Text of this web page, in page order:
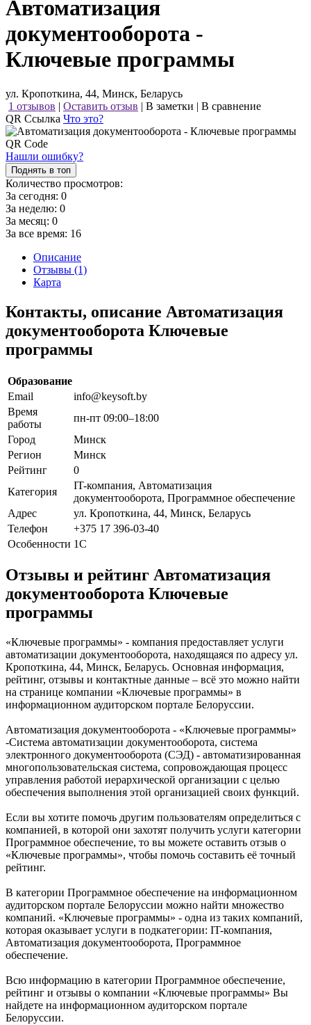
Автоматизация
документооборота -
Ключевые программы
ул. Кропоткина, 44, Минск, Беларусь
1 отзывов | Оставить отзыв | В заметки | В сравнение
QR Ссылка Что это?
Нашли ошибку?
Поднять в топ
Количество просмотров:
За сегодня: 0
За неделю: 0
За месяц: 0
За все время: 16
Описание
Отзывы (1)
Карта
Контакты, описание Автоматизация
документооборота Ключевые
программы
Образование
Email
info@keysoft.by
Время
работы
пн-пт 09:00–18:00
Город
Минск
Регион
Минск
Рейтинг
0
Категория
IT-компания, Автоматизация
документооборота, Программное обеспечение
Адрес
ул. Кропоткина, 44, Минск, Беларусь
Телефон
+375 17 396-03-40
Особенности 1С
Отзывы и рейтинг Автоматизация
документооборота Ключевые
программы
«Ключевые программы» - компания предоставляет услуги
автоматизации документооборота, находящаяся по адресу ул.
Кропоткина, 44, Минск, Беларусь. Основная информация,
рейтинг, отзывы и контактные данные – всё это можно найти
на странице компании «Ключевые программы» в
информационном аудиторском портале Белоруссии.
Автоматизация документооборота - «Ключевые программы»
-Система автоматизации документооборота, система
электронного документооборота (СЭД) - автоматизированная
многопользовательская система, сопровождающая процесс
управления работой иерархической организации с целью
обеспечения выполнения этой организацией своих функций.
Если вы хотите помочь другим пользователям определиться с
компанией, в которой они захотят получить услуги категории
Программное обеспечение, то вы можете оставить отзыв о
«Ключевые программы», чтобы помочь составить её точный
рейтинг.
В категории Программное обеспечение на информационном
аудиторском портале Белоруссии можно найти множество
компаний. «Ключевые программы» - одна из таких компаний,
которая оказывает услуги в подкатегории: IT-компания,
Автоматизация документооборота, Программное
обеспечение.
Всю информацию в категории Программное обеспечение,
рейтинг и отзывы о компании «Ключевые программы» Вы
найдете на информационном аудиторском портале
Белоруссии.